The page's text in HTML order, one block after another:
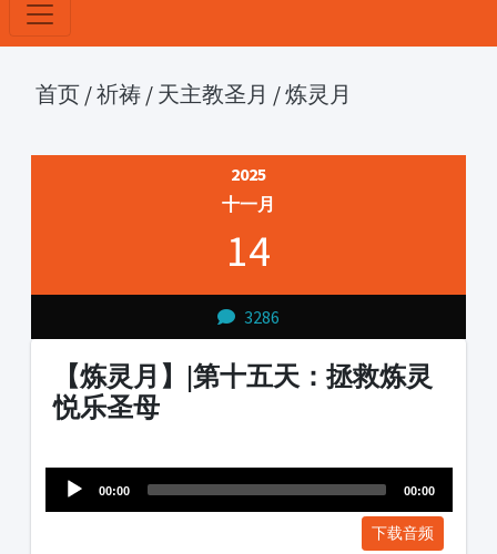
首页 /祈祷 / 天主教圣月 /炼灵月
2025
十一月
14
3286
【炼灵月】|第十五天：拯救炼灵
悦乐圣母
Player
00:00 00:00
下载音频